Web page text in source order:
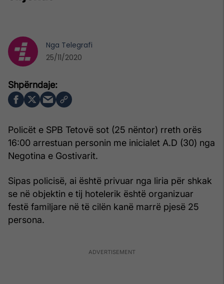
Policët e SPB Tetovë sot (25 nëntor) rreth orës
16:00 arrestuan personin me inicialet A.D (30) nga
Negotina e Gostivarit.
Sipas policisë, ai është privuar nga liria për shkak
se në objektin e tij hotelerik është organizuar
festë familjare në të cilën kanë marrë pjesë 25
persona.
Nga Telegrafi
25/11/2020